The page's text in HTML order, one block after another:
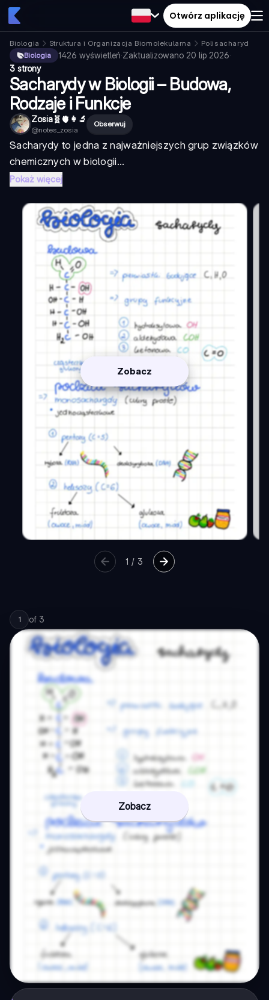
Otwórz aplikację
Biologia Struktura i Organizacja Biomolekularna
Polisacharyd
Biologia
1426 wyświetleń·Zaktualizowano 20 lip 2026·
3 strony
Sacharydy w Biologii – Budowa,
Rodzaje i Funkcje
Zosia🧬🫀👩‍🔬
@notes_zosia
Obserwuj
Sacharydy to jedna z najważniejszych grup związków
chemicznych w biologii...
Pokaż więcej
Zobacz
1 / 3
1 of 3
Zobacz